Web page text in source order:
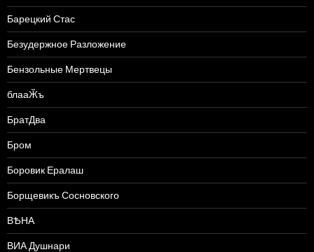
Барецкий Стас
Безудержное Разложение
Бензольные Мертвецы
блааӁъ
БратДва
Бром
Боровик Ералаш
Борщевикъ Сосновского
ВѢНА
ВИА Душнари